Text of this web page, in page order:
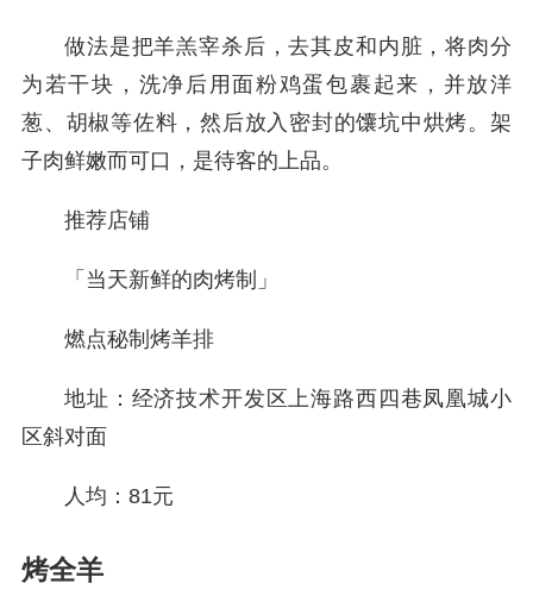
做法是把羊羔宰杀后，去其皮和内脏，将肉分
为若干块，洗净后用面粉鸡蛋包裹起来，并放洋
葱、胡椒等佐料，然后放入密封的馕坑中烘烤。架
子肉鲜嫩而可口，是待客的上品。
推荐店铺
「当天新鲜的肉烤制」
燃点秘制烤羊排
地址：经济技术开发区上海路西四巷凤凰城小
区斜对面
人均：81元
烤全羊